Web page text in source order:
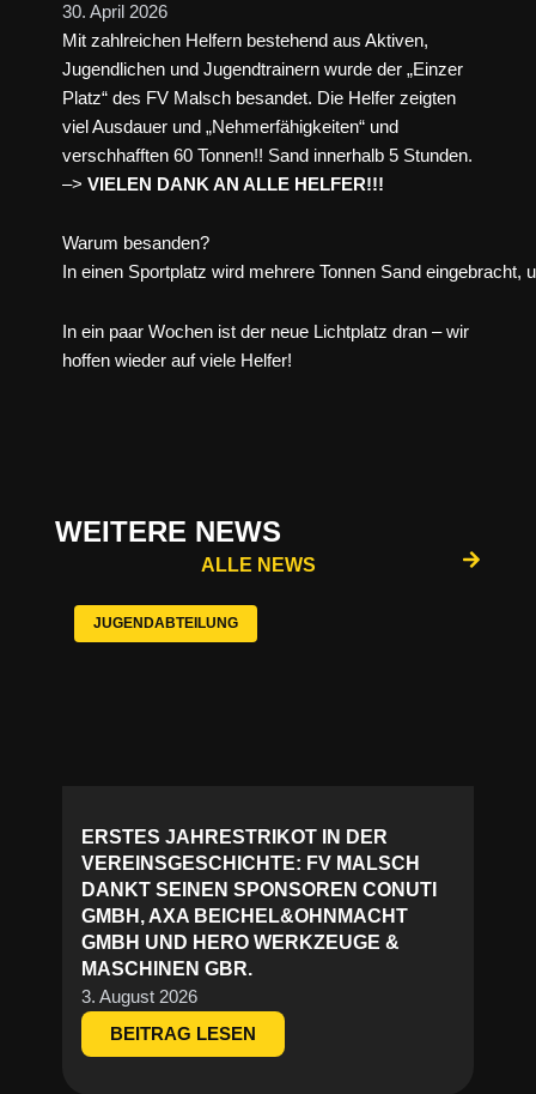
30. April 2026
Mit zahlreichen Helfern bestehend aus Aktiven,
Jugendlichen und Jugendtrainern wurde der „Einzer
Platz“ des FV Malsch besandet. Die Helfer zeigten
viel Ausdauer und „Nehmerfähigkeiten“ und
verschhafften 60 Tonnen!! Sand innerhalb 5 Stunden.
–> VIELEN DANK AN ALLE HELFER!!!
Warum besanden?
In einen Sportplatz wird mehrere Tonnen Sand
In ein paar Wochen ist der neue Lichtplatz dran – wir
hoffen wieder auf viele Helfer!
ALLE NEWS
WEITERE NEWS
JUGENDABTEILUNG
ERSTES JAHRESTRIKOT IN DER
VEREINSGESCHICHTE: FV MALSCH
DANKT SEINEN SPONSOREN CONUTI
GMBH, AXA BEICHEL&OHNMACHT
GMBH UND HERO WERKZEUGE &
MASCHINEN GBR.
3. August 2026
BEITRAG LESEN